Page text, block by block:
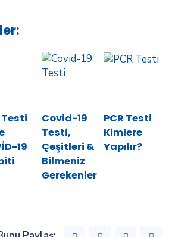
Testi
19
Covid-19
Testi,
Çeşitleri &
Bilmeniz
Gerekenler
PCR Testi
Kimlere
Yapılır?